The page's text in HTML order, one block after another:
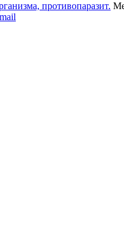
противопаразит.